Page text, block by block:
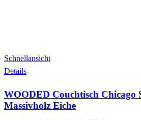
Schnellansicht
Details
WOODED Couchtisch Chicago
Massivholz Eiche